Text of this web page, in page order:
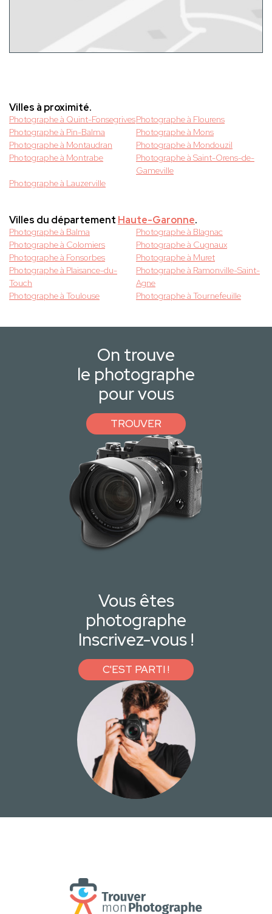
Villes à proximité.
Photographe à Quint-FonsegrivesPhotographe à Flourens
Photographe à Pin-Balma
Photographe à Mons
Photographe à Montaudran
Photographe à Mondouzil
Photographe à Montrabe
Photographe à Saint-Orens-de-
Gameville
Photographe à Lauzerville
Villes du département Haute-Garonne.
Photographe à Balma
Photographe à Blagnac
Photographe à Colomiers
Photographe à Cugnaux
Photographe à Fonsorbes
Photographe à Muret
Photographe à Plaisance-du-
Touch
Photographe à Ramonville-Saint-
Agne
Photographe à Toulouse
Photographe à Tournefeuille
On trouve
le photographe
pour vous
TROUVER
Vous êtes
photographe
Inscrivez-vous !
C'EST PARTI !